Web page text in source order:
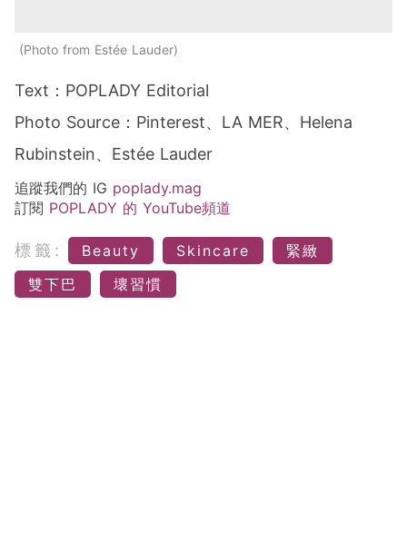
Photo from Estée Lauder
Text：POPLADY Editorial
Photo Source：Pinterest、LA MER、Helena
Rubinstein、Estée Lauder
追蹤我們的 IG poplady.mag
訂閱 POPLADY 的 YouTube頻道
標籤: Beauty Skincare
緊緻
雙下巴
壞習慣